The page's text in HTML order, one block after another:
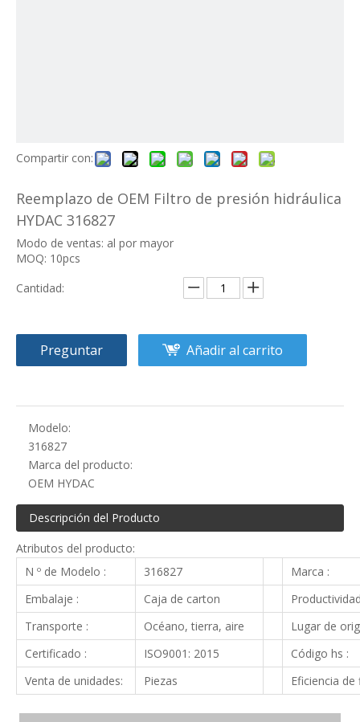
Compartir con:
Reemplazo de OEM Filtro de presión hidráulica
HYDAC 316827
Modo de ventas: al por mayor
MOQ: 10pcs
Cantidad:
Preguntar Añadir al carrito
Modelo:
316827
Marca del producto:
OEM HYDAC
Descripción del Producto
Atributos del producto:
N º de Modelo :
316827
Marca :
Embalaje :
Caja de carton
Transporte :
Océano, tierra, aire
Lugar de
Certificado :
ISO9001: 2015
Código hs :
Venta de unidades:
Piezas Eficiencia